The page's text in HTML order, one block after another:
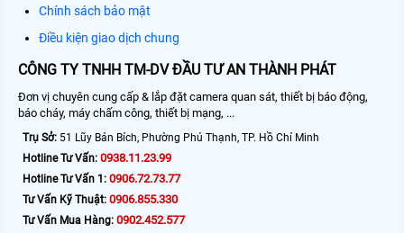
Chính sách bảo mật
Điều kiện giao dịch chung
CÔNG TY TNHH TM-DV ĐẦU TƯ AN THÀNH PHÁT
Đơn vị chuyên cung cấp & lắp đặt camera quan sát, thiết bị báo động,
báo cháy, máy chấm công, thiết bị mạng, ...
Trụ Sở: 51 Lũy Bán Bích, Phường Phú Thạnh, TP. Hồ Chí Minh
Hotline Tư Vấn: 0938.11.23.99
Hotline Tư Vấn 1: 0906.72.73.77
Tư Vấn Kỹ Thuật: 0906.855.330
Tư Vấn Mua Hàng: 0902.452.577